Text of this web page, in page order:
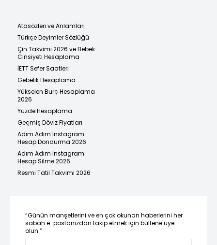
Atasözleri ve Anlamları
Türkçe Deyimler Sözlüğü
Çin Takvimi 2026 ve Bebek
Cinsiyeti Hesaplama
İETT Sefer Saatleri
Gebelik Hesaplama
Yükselen Burç Hesaplama
2026
Yüzde Hesaplama
Geçmiş Döviz Fiyatları
Adım Adım Instagram
Hesap Dondurma 2026
Adım Adım Instagram
Hesap Silme 2026
Resmi Tatil Takvimi 2026
“Günün manşetlerini ve en çok okunan haberlerini her
sabah e-postanızdan takip etmek için bültene üye
olun.”